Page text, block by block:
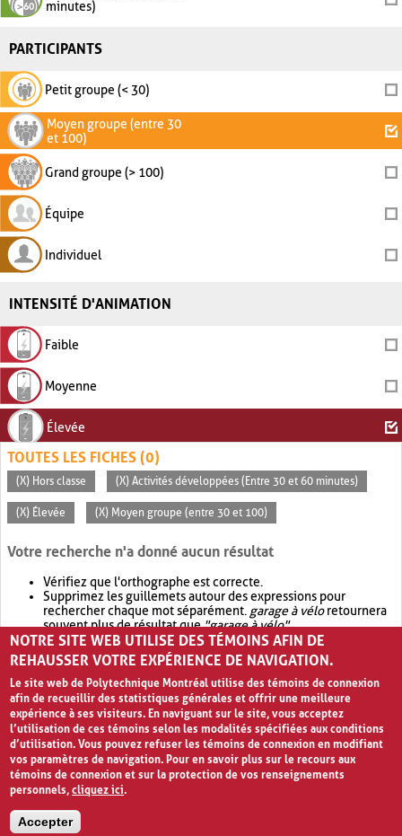
minutes)
PARTICIPANTS
Petit groupe (< 30)
Moyen groupe (entre 30
et 100)
Grand groupe (> 100)
Équipe
Individuel
INTENSITÉ D'ANIMATION
Faible
Moyenne
Élevée
TOUTES LES FICHES (0)
(X) Hors classe (X) Activités développées (Entre 30 et 60 minutes)
(X) Élevée (X) Moyen groupe (entre 30 et 100)
Votre recherche n'a donné aucun résultat
Vérifiez que l'orthographe est correcte.
Supprimez les guillemets autour des expressions pour
rechercher chaque mot séparément. garage à véloretournera
souvent plus de résultat que"garage à vélo".
Envisagez d'élargir votre recherche avec OR.garage OR vélo
retournera souvent plus de résultat quegarage à vélo
NOTRE SITE WEB UTILISE DES TÉMOINS AFIN DE
REHAUSSER VOTRE EXPÉRIENCE DE NAVIGATION.
Le site web de Polytechnique Montréal utilise des témoins de connexion
afin de recueillir des statistiques générales et offrir une meilleure
expérience à ses visiteurs. En naviguant sur le site, vous acceptez
l’utilisation de ces témoins selon les modalités spécifiées aux conditions
d’utilisation. Vous pouvez refuser les témoins de connexion en modifiant
vos paramètres de navigation. Pour en savoir plus sur le recours aux
témoins de connexion et sur la protection de vos renseignements
personnels,cliquez ici.
Accepter